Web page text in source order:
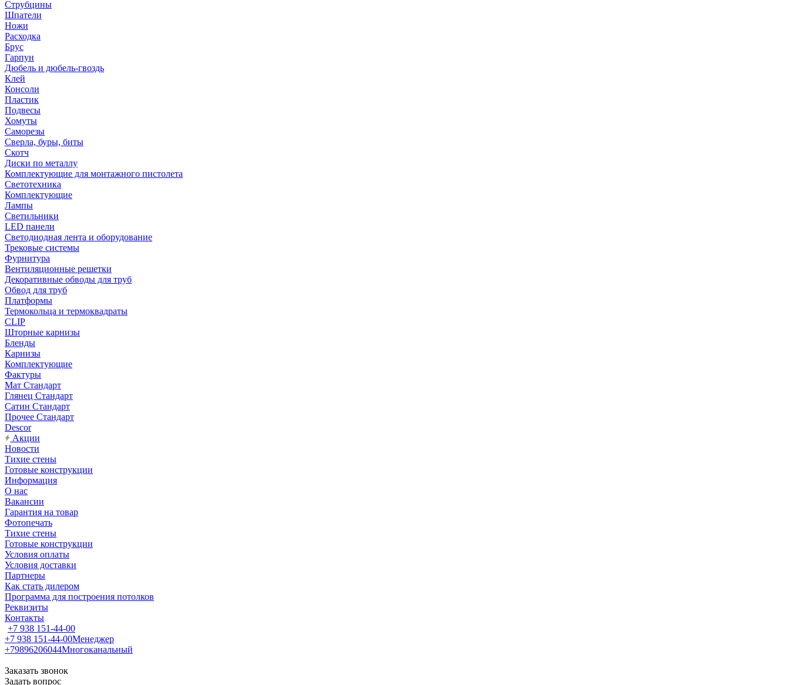
Струбцины
Шпатели
Ножи
Расходка
Брус
Гарпун
Дюбель и дюбель-гвоздь
Клей
Консоли
Пластик
Подвесы
Хомуты
Саморезы
Сверла, буры, биты
Скотч
Диски по металлу
Комплектующие для монтажного пистолета
Светотехника
Комплектующие
Лампы
Светильники
LED панели
Светодиодная лента и оборудование
Трековые системы
Фурнитура
Вентиляционные решетки
Декоративные обводы для труб
Обвод для труб
Платформы
Термокольца и термоквадраты
CLIP
Шторные карнизы
Бленды
Карнизы
Комплектующие
Фактуры
Мат Стандарт
Глянец Стандарт
Сатин Стандарт
Прочее Стандарт
Descor
Акции
Новости
Тихие стены
Готовые конструкции
Информация
О нас
Вакансии
Гарантия на товар
Фотопечать
Тихие стены
Готовые конструкции
Условия оплаты
Условия доставки
Партнеры
Как стать дилером
Программа для построения потолков
Реквизиты
Контакты
+7 938 151-44-00
+7 938 151-44-00Менеджер
+79896206044Многоканальный
Заказать звонок
Задать вопрос